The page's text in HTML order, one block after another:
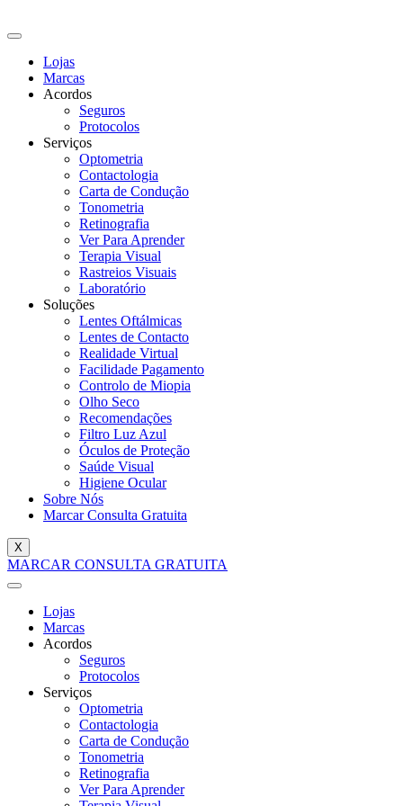
Lojas
Marcas
Acordos
Seguros
Protocolos
Serviços
Optometria
Contactologia
Carta de Condução
Tonometria
Retinografia
Ver Para Aprender
Terapia Visual
Rastreios Visuais
Laboratório
Soluções
Lentes Oftálmicas
Lentes de Contacto
Realidade Virtual
Facilidade Pagamento
Controlo de Miopia
Olho Seco
Recomendações
Filtro Luz Azul
Óculos de Proteção
Saúde Visual
Higiene Ocular
Sobre Nós
Marcar Consulta Gratuita
X
MARCAR CONSULTA GRATUITA
Lojas
Marcas
Acordos
Seguros
Protocolos
Serviços
Optometria
Contactologia
Carta de Condução
Tonometria
Retinografia
Ver Para Aprender